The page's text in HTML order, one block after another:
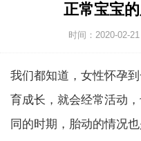
正常宝宝
时间：2020-02-21
我们都知道，女性怀孕
育成长，就会经常活动
同的时期，胎动的情况